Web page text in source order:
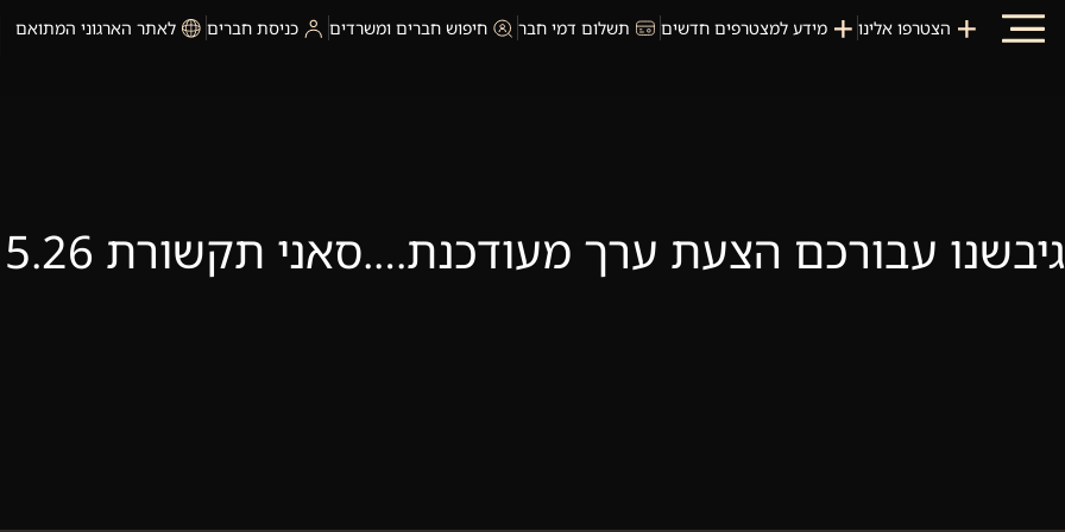
הצטרפו אלינו מידע למצטרפים חדשים תשלום דמי חבר חיפוש חברים ומשרדים כניסת חברים לאתר הארגוני המתואם
גיבשנו עבורכם הצעת ערך מעודכנת….סאני תקשורת 5.26